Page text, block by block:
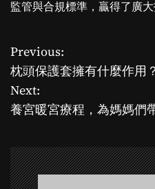
監管與合規標準，贏得了廣大
P
o
s
t
n
Previous:
枕頭保護套擁有什麼作用？
Next:
養宮暖宮療程，為媽媽們